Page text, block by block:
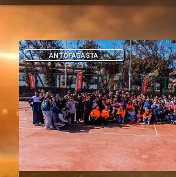
DEPORTES